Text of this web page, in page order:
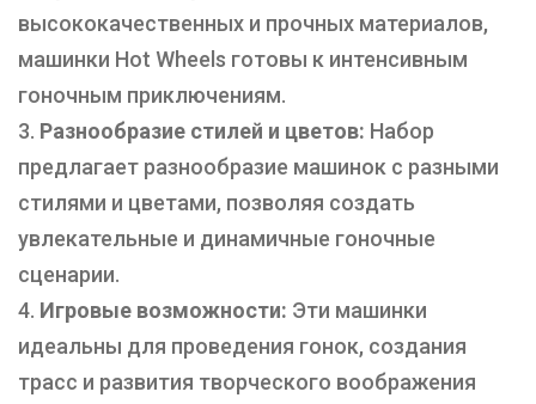
высококачественных и прочных материалов,
машинки Hot Wheels готовы к интенсивным
гоночным приключениям.
Разнообразие стилей и цветов: Набор
предлагает разнообразие машинок с разными
стилями и цветами, позволяя создать
увлекательные и динамичные гоночные
сценарии.
Игровые возможности: Эти машинки
идеальны для проведения гонок, создания
трасс и развития творческого воображения